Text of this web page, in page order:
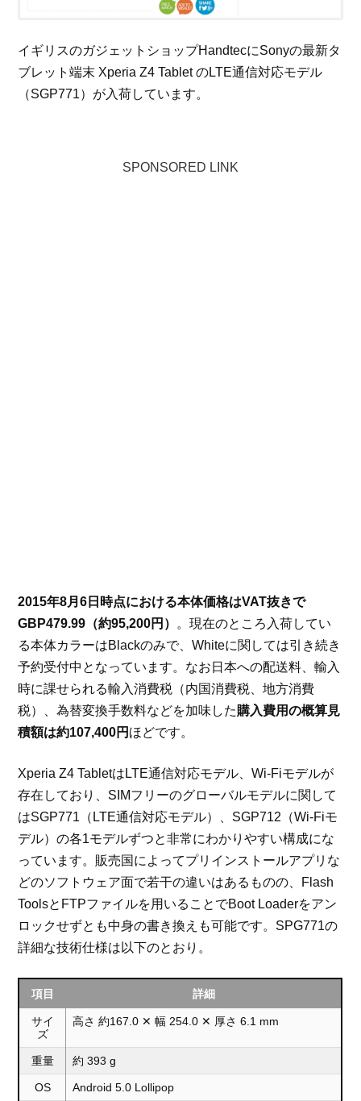
イギリスのガジェットショップHandtecにSonyの最新タ
ブレット端末 Xperia Z4 Tablet のLTE通信対応モデル
（SGP771）が入荷しています。
SPONSORED LINK
2015年8月6日時点における本体価格はVAT抜きで
GBP479.99（約95,200円） 。現在のところ入荷してい
る本体カラーはBlackのみで、Whiteに関しては引き続き
予約受付中となっています。なお日本への配送料、輸入
時に課せられる輸入消費税（内国消費税、地方消費
税）、為替変換手数料などを加味した購入費用の概算見
積額は約107,400円 ほどです。
Xperia Z4 TabletはLTE通信対応モデル、Wi-Fiモデルが
存在しており、SIMフリーのグローバルモデルに関して
はSGP771（LTE通信対応モデル）、SGP712（Wi-Fiモ
デル）の各1モデルずつと非常にわかりやすい構成にな
っています。販売国によってプリインストールアプリな
どのソフトウェア面で若干の違いはあるものの、Flash
ToolsとFTPファイルを用いることでBoot Loaderをアン
ロックせずとも中身の書き換えも可能です。SPG771の
詳細な技術仕様は以下のとおり。
項目 詳細
サイ
ズ
高さ 約167.0 ✕ 幅 254.0 ✕ 厚さ 6.1 mm
重量 約 393 g
OS Android 5.0 Lollipop